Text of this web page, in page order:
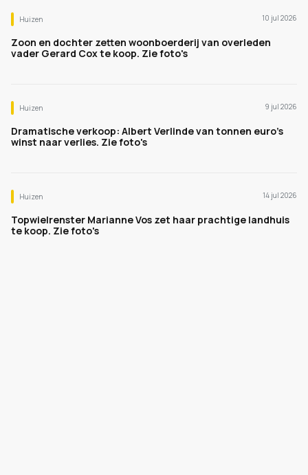
Huizen 10 jul 2026
Zoon en dochter zetten woonboerderij van overleden
vader Gerard Cox te koop. Zie foto's
Huizen 9 jul 2026
Dramatische verkoop: Albert Verlinde van tonnen euro's
winst naar verlies. Zie foto's
Huizen 14 jul 2026
Topwielrenster Marianne Vos zet haar prachtige landhuis
te koop. Zie foto's